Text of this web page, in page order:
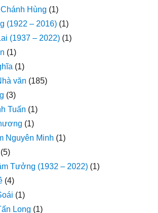
Hùng (1)
(1922 – 2016) (1)
(1937 – 2022) (1)
(1)
(1)
văn (185)
(3)
Tuấn (1)
(1)
Nguyên Minh (1)
(5)
Tưởng (1932 – 2022) (1)
(4)
(1)
Long (1)